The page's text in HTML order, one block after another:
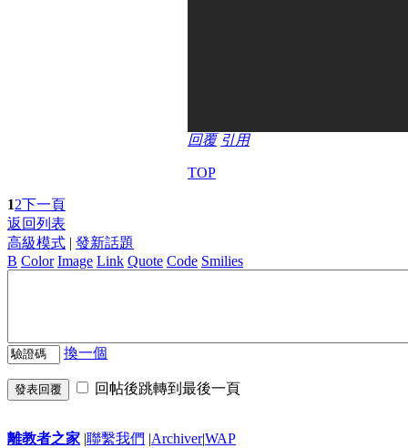
回覆 引用
TOP
12下一頁
返回列表
高級模式 | 發新話題
B Color Image Link Quote Code Smilies
換一個
發表回覆 回帖後跳轉到最後一頁
離教者之家 |聯繫我們 |Archiver|WAP